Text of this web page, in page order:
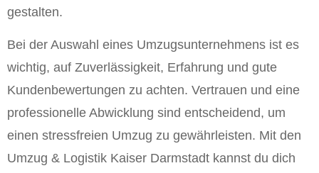
gestalten.
Bei der Auswahl eines Umzugsunternehmens ist es
wichtig, auf Zuverlässigkeit, Erfahrung und gute
Kundenbewertungen zu achten. Vertrauen und eine
professionelle Abwicklung sind entscheidend, um
einen stressfreien Umzug zu gewährleisten. Mit den
Umzug & Logistik Kaiser Darmstadt kannst du dich